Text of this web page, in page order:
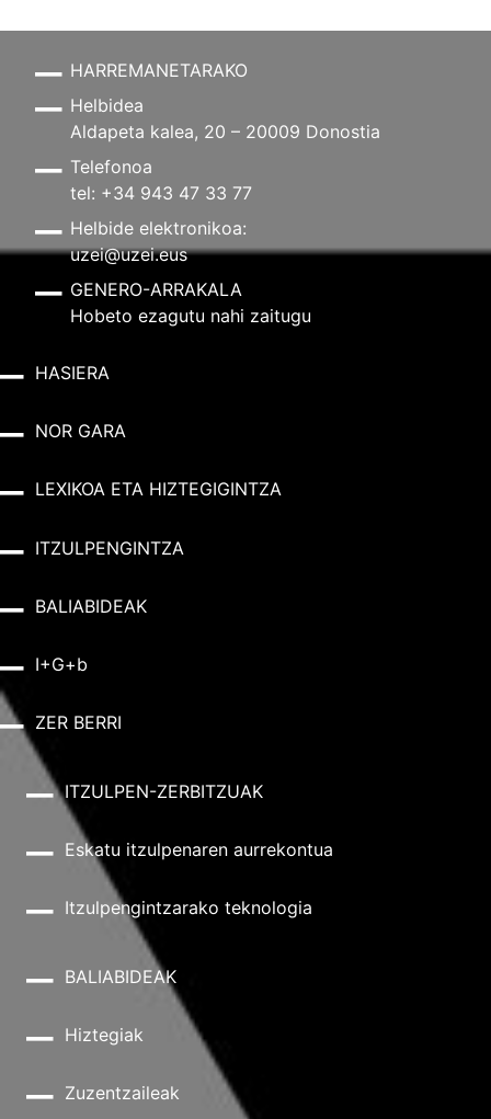
HARREMANETARAKO
Helbidea
Aldapeta kalea, 20 – 20009 Donostia
Telefonoa
tel: +34 943 47 33 77
Helbide elektronikoa:
uzei@uzei.eus
GENERO-ARRAKALA
Hobeto ezagutu nahi zaitugu
HASIERA
NOR GARA
LEXIKOA ETA HIZTEGIGINTZA
ITZULPENGINTZA
BALIABIDEAK
I+G+b
ZER BERRI
ITZULPEN-ZERBITZUAK
Eskatu itzulpenaren aurrekontua
Itzulpengintzarako teknologia
BALIABIDEAK
Hiztegiak
Zuzentzaileak